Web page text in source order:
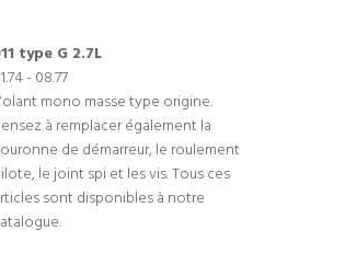
type G 2.7L
- 08.77
mono masse type origine.
à remplacer également la
de démarreur, le roulement
le joint spi et les vis. Tous ces
sont disponibles à notre